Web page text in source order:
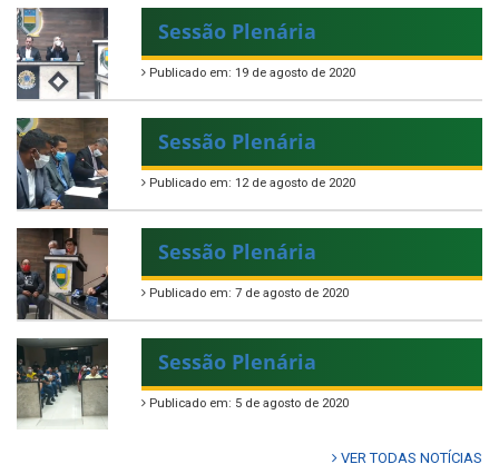
Sessão Plenária
Publicado em: 19 de agosto de 2020
Sessão Plenária
Publicado em: 12 de agosto de 2020
Sessão Plenária
Publicado em: 7 de agosto de 2020
Sessão Plenária
Publicado em: 5 de agosto de 2020
VER TODAS NOTÍCIAS